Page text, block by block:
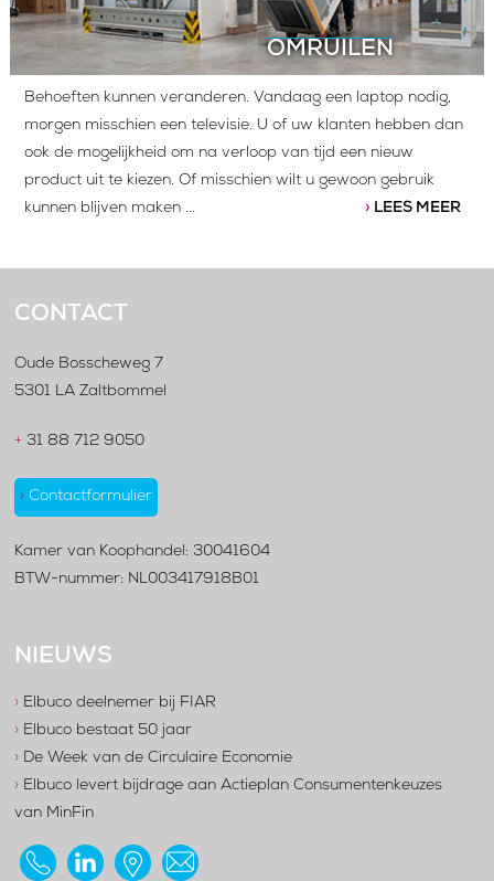
OMRUILEN
Behoeften kunnen veranderen. Vandaag een laptop nodig,
morgen misschien een televisie. U of uw klanten hebben dan
ook de mogelijkheid om na verloop van tijd een nieuw
product uit te kiezen. Of misschien wilt u gewoon gebruik
kunnen blijven maken
› LEES MEER
...
CONTACT
Oude Bosscheweg 7
5301 LA Zaltbommel
+ 31 88 712 9050
› Contactformulier
Kamer van Koophandel: 30041604
BTW-nummer: NL003417918B01
NIEUWS
› Elbuco deelnemer bij FIAR
› Elbuco bestaat 50 jaar
› De Week van de Circulaire Economie
› Elbuco levert bijdrage aan Actieplan Consumentenkeuzes
van MinFin